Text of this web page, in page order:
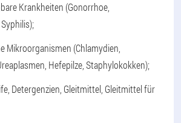
Krankheiten (Gonorrhoe,
Mikroorganismen (Chlamydien,
Hefepilze, Staphylokokken);
Detergenzien, Gleitmittel, Gleitmittel für